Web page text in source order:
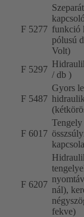
F 5277 funkció
pólusú
Volt)
F 5297
/ db )
F 5487
Gyors
F 6017
F 6207
nál),
fekve)